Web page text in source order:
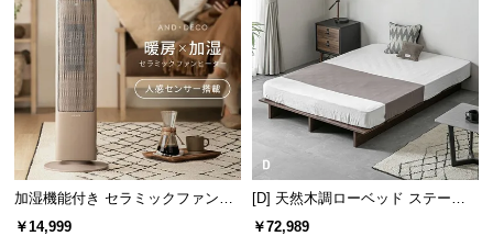
o.,
加湿機能付き セラミックファンヒ
ーター
￥14,999
[D] 天然木調ローベッド ステージ
ベッド 超極厚マットレス付き（余
￥72,989